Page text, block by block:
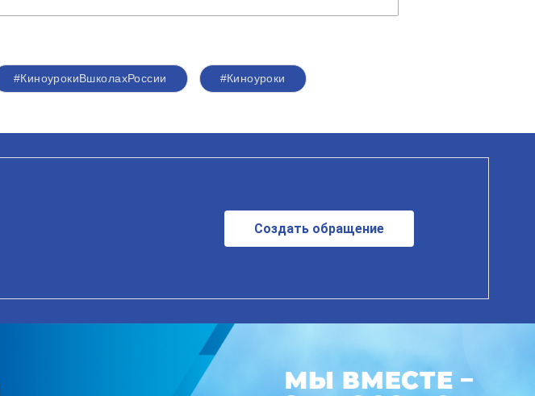
#КиноурокиВшколахРоссии #Киноуроки
Создать обращение